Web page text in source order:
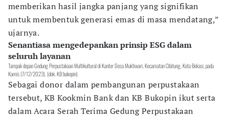
memberikan hasil jangka panjang yang signifikan
untuk membentuk generasi emas di masa mendatang,”
ujarnya.
Senantiasa mengedepankan prinsip ESG dalam
seluruh layanan
Tampak depan Gedung Perpustakaan Multikultural di Kantor Desa Muktiwari, Kecamatan Cibitung, Kota Bekasi, pada
Kamis (7/12/2023). (dok. KB bukopin)
Sebagai donor dalam pembangunan perpustakaan
tersebut, KB Kookmin Bank dan KB Bukopin ikut serta
dalam Acara Serah Terima Gedung Perpustakaan